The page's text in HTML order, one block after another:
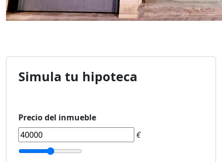
Simula tu hipoteca
Precio del inmueble
€